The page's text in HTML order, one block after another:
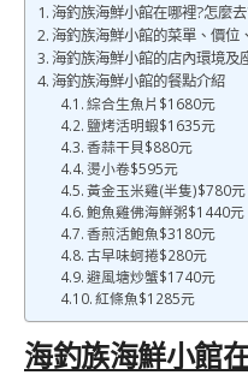
海釣族海鮮小館在哪裡?怎麼
海釣族海鮮小館的菜單、價位
海釣族海鮮小館的店內環境及
海釣族海鮮小館的餐點介紹
綜合生魚片$1680元
鹽烤活明蝦$1635元
香蒜干貝$880元
燙小卷$595元
黃金玉米雞(半隻)$780元
鮑魚雞佛海鮮粥$1440元
香煎活鮑魚$3180元
古早味蚵捲$280元
避風塘炒蟹$1740元
紅條魚$1285元
海釣族海鮮小館